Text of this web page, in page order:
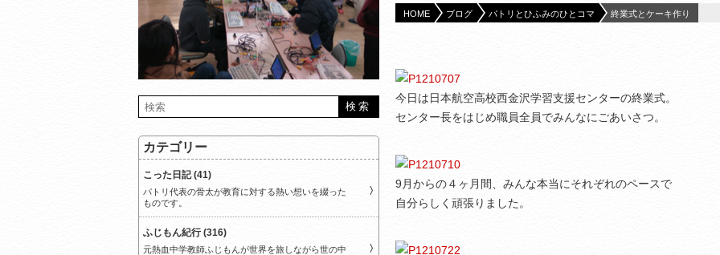
HOME ブログ パトリとひふみのひとコマ 終業式とケーキ作り
今日は日本航空高校西金沢学習支援センターの終業式。
センター長をはじめ職員全員でみんなにごあいさつ。
9月からの４ヶ月間、みんな本当にそれぞれのペースで
自分らしく頑張りました。
カテゴリー
こった日記 (41)
パトリ代表の骨太が教育に対する熱い想いを綴った
ものです。
ふじもん紀行 (316)
元熱血中学教師ふじもんが世界を旅しながら世の中